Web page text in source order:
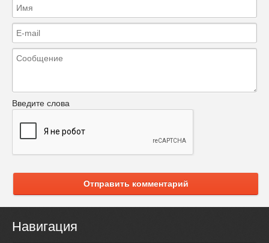
Введите слова
Отправить комментарий
Навигация